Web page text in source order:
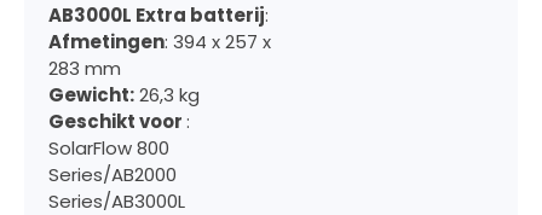
AB3000L Extra batterij:
Afmetingen: 394 x 257 x
283 mm
Gewicht:26,3 kg
Geschikt voor:
SolarFlow 800
Series/AB2000
Series/AB3000L